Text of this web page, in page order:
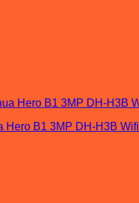
Hero B1 3MP DH-H3B Wifi